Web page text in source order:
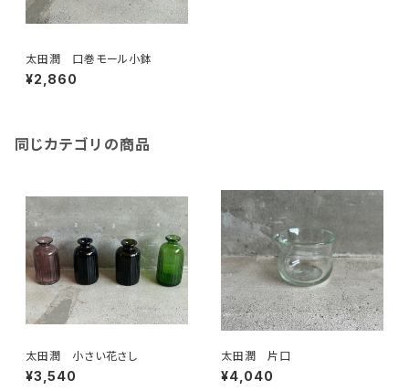
太田潤 口巻モール小鉢
¥2,860
同じカテゴリの商品
太田潤 小さい花さし
¥3,540
太田潤 片口
¥4,040